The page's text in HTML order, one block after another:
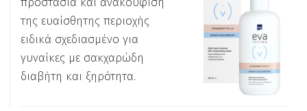
της ευαίσθητης περιοχής
ειδικά σχεδιασμένο για
γυναίκες με σακχαρώδη
διαβήτη και ξηρότητα.